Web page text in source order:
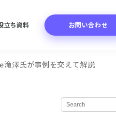
立ち資料 お問い合わせ
滝澤氏が事例を交えて解説